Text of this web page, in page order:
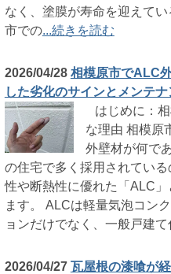
なく、塗膜が寿命を迎えて
市での...続きを読む
2026/04/28 相模原市でALC
した劣化のサインとメンテ
はじめに：
な理由 相模原
外壁材が何で
の住宅で多く採用されてい
性や断熱性に優れた「ALC
ます。 ALCは軽量気泡コン
ョンだけでなく、一般戸建
2026/04/27 瓦屋根の漆喰が